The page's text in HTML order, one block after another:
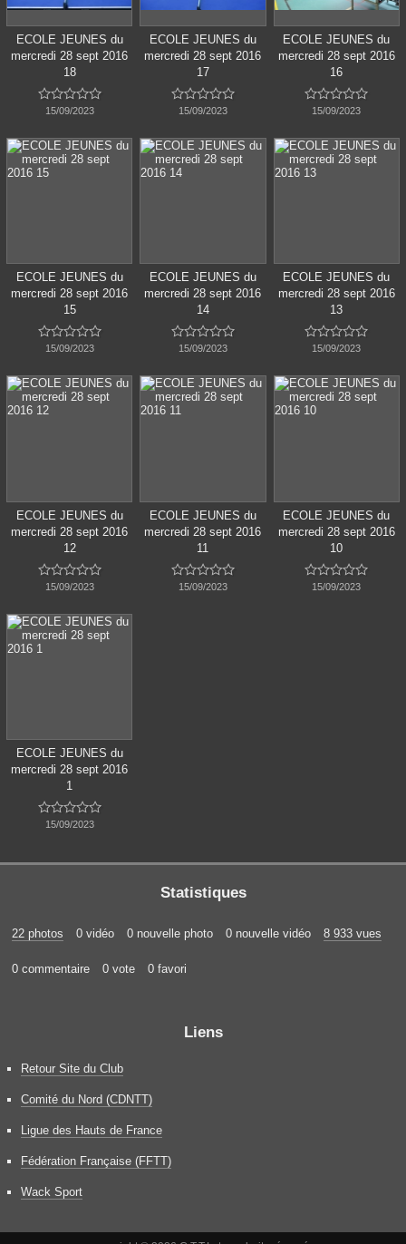
ECOLE JEUNES du
mercredi 28 sept 2016
18

15/09/2023
ECOLE JEUNES du
mercredi 28 sept 2016
17

15/09/2023
ECOLE JEUNES du
mercredi 28 sept 2016
16

15/09/2023
ECOLE JEUNES du
mercredi 28 sept 2016
15

15/09/2023
ECOLE JEUNES du
mercredi 28 sept 2016
14

15/09/2023
ECOLE JEUNES du
mercredi 28 sept 2016
13

15/09/2023
ECOLE JEUNES du
mercredi 28 sept 2016
12

15/09/2023
ECOLE JEUNES du
mercredi 28 sept 2016
11

15/09/2023
ECOLE JEUNES du
mercredi 28 sept 2016
10

15/09/2023
ECOLE JEUNES du
mercredi 28 sept 2016
1

15/09/2023
Statistiques
22 photos 0 vidéo 0 nouvelle photo 0 nouvelle vidéo 8 933 vues
0 commentaire 0 vote 0 favori
Liens
Retour Site du Club
Comité du Nord (CDNTT)
Ligue des Hauts de France
Fédération Française (FFTT)
Wack Sport